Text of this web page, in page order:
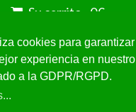
cookies para garantizar
experiencia en nuestro
a la GDPR/RGPD.
Su carrito 0€